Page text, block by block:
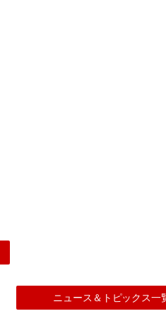
ニュース＆トピックス一